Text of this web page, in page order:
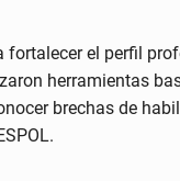
fortalecer el perfil
herramientas
brechas de